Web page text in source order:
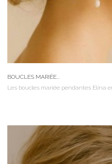
BOUCLES MARIÉE...
Les boucles mariée pendantes Elina